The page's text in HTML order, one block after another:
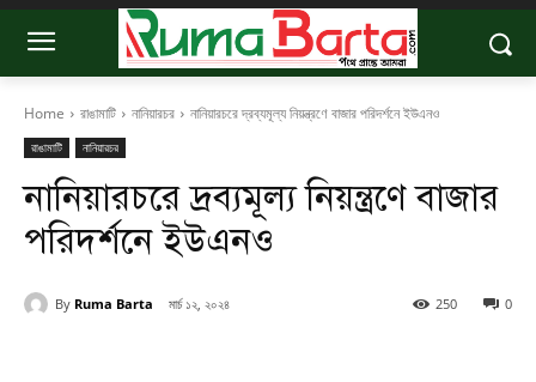
Home রাঙামাটি নানিয়ারচর নানিয়ারচরে দ্রব্যমূল্য নিয়ন্ত্রণে বাজার পরিদর্শনে ইউএনও
রাঙামাটি নানিয়ারচর
নানিয়ারচরে দ্রব্যমূল্য নিয়ন্ত্রণে বাজার
পরিদর্শনে ইউএনও
By Ruma Barta মার্চ ১২, ২০২৪ 0
250